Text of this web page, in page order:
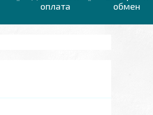
оплата
обмен